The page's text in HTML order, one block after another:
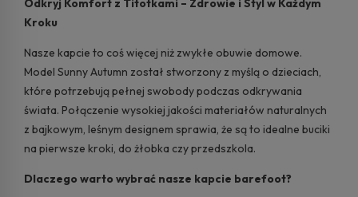
Odkryj Komfort z Titotkami – Zdrowie i Styl w Każdym
Kroku
Nasze kapcie to coś więcej niż zwykłe obuwie domowe.
Model Sunny Autumn został stworzony z myślą o dzieciach,
które potrzebują pełnej swobody podczas odkrywania
świata. Połączenie wysokiej jakości materiałów naturalnych
z bajkowym, leśnym designem sprawia, że są to idealne buciki
na pierwsze kroki, do żłobka czy przedszkola.
Dlaczego warto wybrać nasze kapcie barefoot?